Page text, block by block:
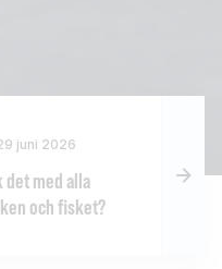
juni 2026
det med alla
och fisket?